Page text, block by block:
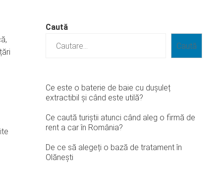
Caută
Caută
Ce este o baterie de baie cu dușuleț
extractibil și când este utilă?
Ce caută turiștii atunci când aleg o firmă de
rent a car în România?
De ce să alegeți o bază de tratament în
Olănești